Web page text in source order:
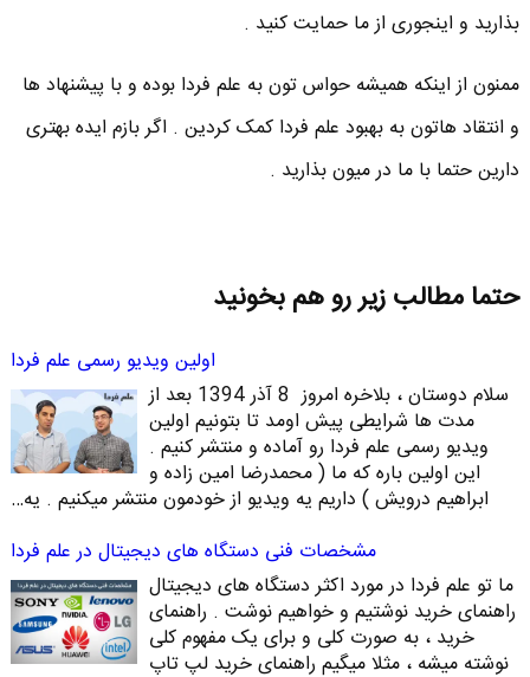
بذارید و اینجوری از ما حمایت کنید .
ممنون از اینکه همیشه حواس تون به علم فردا بوده و با پیشنهاد ها
و انتقاد هاتون به بهبود علم فردا کمک کردین . اگر بازم ایده بهتری
دارین حتما با ما در میون بذارید .
حتما مطالب زیر رو هم بخونید
اولین ویدیو رسمی علم فردا
سلام دوستان ، بلاخره امروز 8 آذر 1394 بعد از
مدت ها شرایطی پیش اومد تا بتونیم اولین
ویدیو رسمی علم فردا رو آماده و منتشر کنیم .
این اولین باره که ما ( محمدرضا امین زاده و
ابراهیم درویش ) داریم یه ویدیو از خودمون منتشر میکنیم . یه…
مشخصات فنی دستگاه های دیجیتال در علم فردا
ما تو علم فردا در مورد اکثر دستگاه های دیجیتال
راهنمای خرید نوشتیم و خواهیم نوشت . راهنمای
خرید ، به صورت کلی و برای یک مفهوم کلی
نوشته میشه ، مثلا میگیم راهنمای خرید لپ تاپ